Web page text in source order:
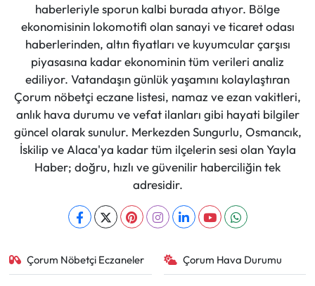
haberleriyle sporun kalbi burada atıyor. Bölge
ekonomisinin lokomotifi olan sanayi ve ticaret odası
haberlerinden, altın fiyatları ve kuyumcular çarşısı
piyasasına kadar ekonominin tüm verileri analiz
ediliyor. Vatandaşın günlük yaşamını kolaylaştıran
Çorum nöbetçi eczane listesi, namaz ve ezan vakitleri,
anlık hava durumu ve vefat ilanları gibi hayati bilgiler
güncel olarak sunulur. Merkezden Sungurlu, Osmancık,
İskilip ve Alaca'ya kadar tüm ilçelerin sesi olan Yayla
Haber; doğru, hızlı ve güvenilir haberciliğin tek
adresidir.
Çorum Nöbetçi Eczaneler Çorum Hava Durumu